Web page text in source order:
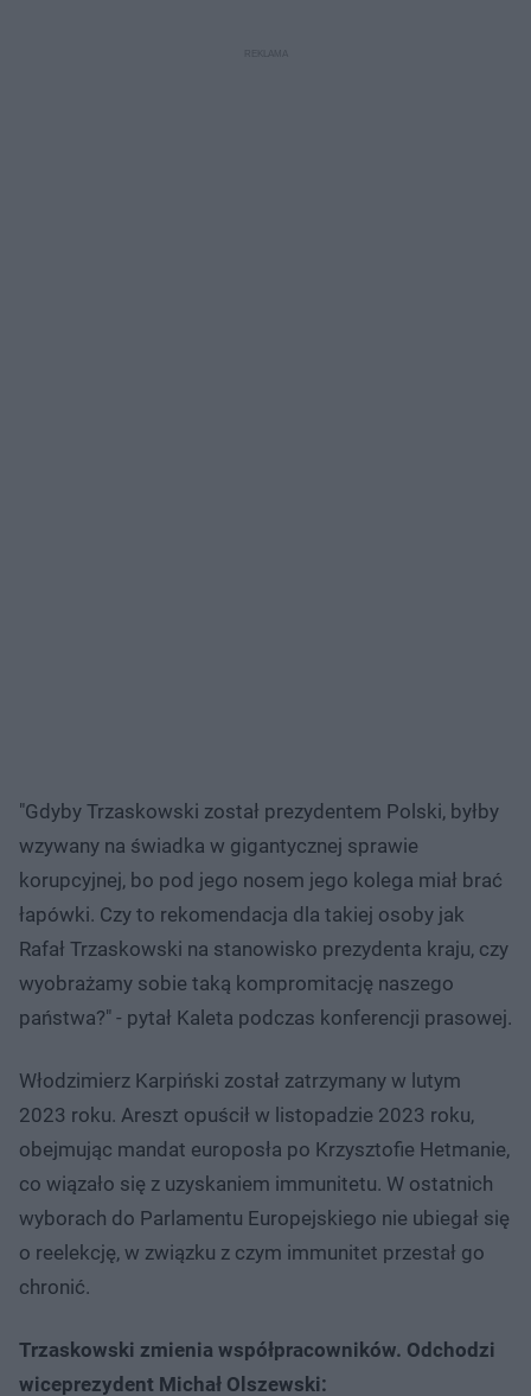
"Gdyby Trzaskowski został prezydentem Polski, byłby
wzywany na świadka w gigantycznej sprawie
korupcyjnej, bo pod jego nosem jego kolega miał brać
łapówki. Czy to rekomendacja dla takiej osoby jak
Rafał Trzaskowski na stanowisko prezydenta kraju, czy
wyobrażamy sobie taką kompromitację naszego
państwa?" - pytał Kaleta podczas konferencji prasowej.
Włodzimierz Karpiński został zatrzymany w lutym
2023 roku. Areszt opuścił w listopadzie 2023 roku,
obejmując mandat europosła po Krzysztofie Hetmanie,
co wiązało się z uzyskaniem immunitetu. W ostatnich
wyborach do Parlamentu Europejskiego nie ubiegał się
o reelekcję, w związku z czym immunitet przestał go
chronić.
Trzaskowski zmienia współpracowników. Odchodzi
wiceprezydent Michał Olszewski: